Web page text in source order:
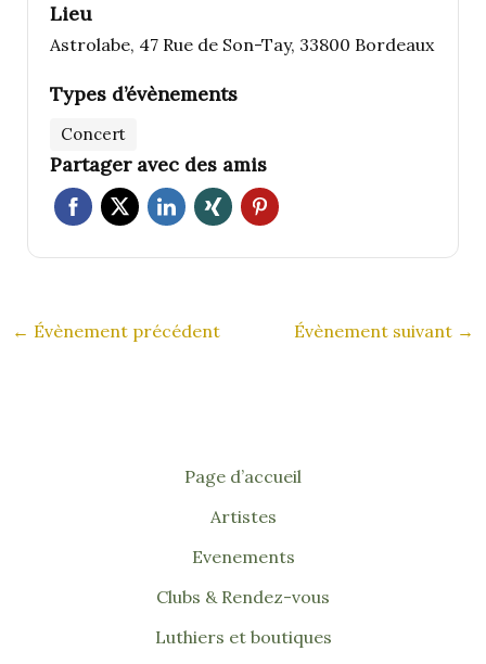
Lieu
Astrolabe, 47 Rue de Son-Tay, 33800 Bordeaux
Types d’évènements
Concert
Partager avec des amis
← Évènement précédent Évènement suivant →
Page d’accueil
Artistes
Evenements
Clubs & Rendez-vous
Luthiers et boutiques